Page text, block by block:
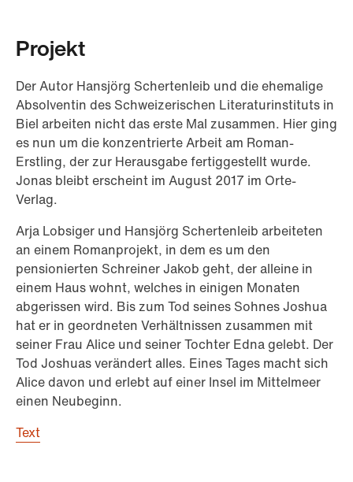
Projekt
Der Autor Hansjörg Schertenleib und die ehemalige
Absolventin des Schweizerischen Literaturinstituts in
Biel arbeiten nicht das erste Mal zusammen. Hier ging
es nun um die konzentrierte Arbeit am Roman-
Erstling, der zur Herausgabe fertiggestellt wurde.
Jonas bleibt erscheint im August 2017 im Orte-
Verlag.
Arja Lobsiger und Hansjörg Schertenleib arbeiteten
an einem Romanprojekt, in dem es um den
pensionierten Schreiner Jakob geht, der alleine in
einem Haus wohnt, welches in einigen Monaten
abgerissen wird. Bis zum Tod seines Sohnes Joshua
hat er in geordneten Verhältnissen zusammen mit
seiner Frau Alice und seiner Tochter Edna gelebt. Der
Tod Joshuas verändert alles. Eines Tages macht sich
Alice davon und erlebt auf einer Insel im Mittelmeer
einen Neubeginn.
Text